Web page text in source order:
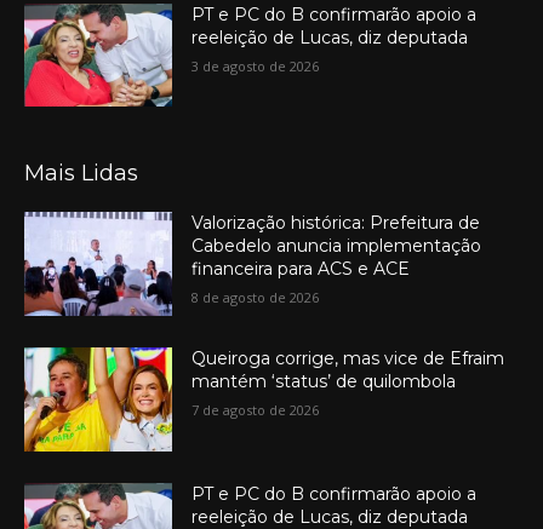
PT e PC do B confirmarão apoio a
reeleição de Lucas, diz deputada
3 de agosto de 2026
Mais Lidas
Valorização histórica: Prefeitura de
Cabedelo anuncia implementação
financeira para ACS e ACE
8 de agosto de 2026
Queiroga corrige, mas vice de Efraim
mantém ‘status’ de quilombola
7 de agosto de 2026
PT e PC do B confirmarão apoio a
reeleição de Lucas, diz deputada